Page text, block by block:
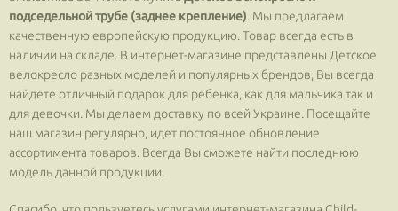
подседельной трубе (заднее крепление). Мы предлагаем
качественную европейскую продукцию. Товар всегда есть в
наличии на складе. В интернет-магазине представлены Детское
велокресло разных моделей и популярных брендов, Вы всегда
найдете отличный подарок для ребенка, как для мальчика так и
для девочки. Мы делаем доставку по всей Украине. Посещайте
наш магазин регулярно, идет постоянное обновление
ассортимента товаров. Всегда Вы сможете найти последнюю
модель данной продукции.